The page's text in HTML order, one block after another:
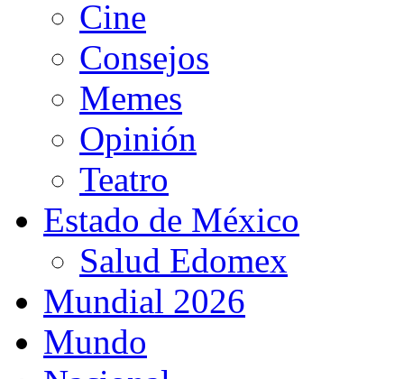
Cine
Consejos
Memes
Opinión
Teatro
Estado de México
Salud Edomex
Mundial 2026
Mundo